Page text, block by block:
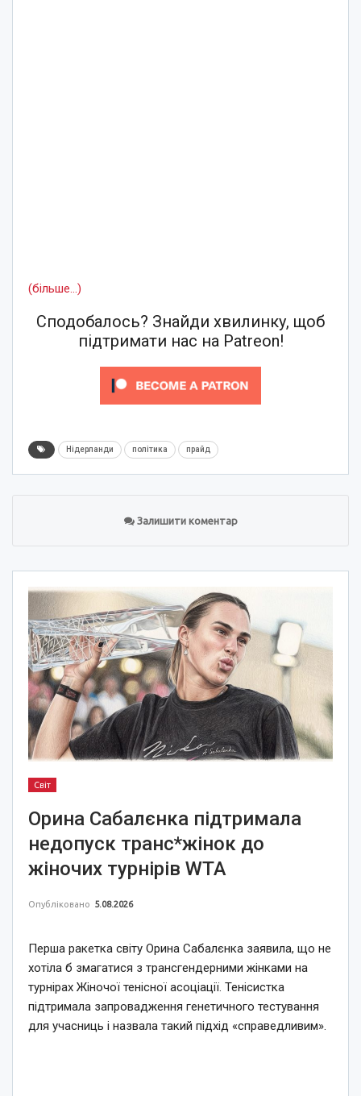
(більше…)
Сподобалось? Знайди хвилинку, щоб
підтримати нас на Patreon!
Нідерланди політика прайд
Залишити коментар
Світ
Орина Сабалєнка підтримала
недопуск транс*жінок до
жіночих турнірів WTA
Опубліковано 5.08.2026
Перша ракетка світу Орина Сабалєнка заявила, що не
хотіла б змагатися з трансгендерними жінками на
турнірах Жіночої тенісної асоціації. Тенісистка
підтримала запровадження генетичного тестування
для учасниць і назвала такий підхід «справедливим».